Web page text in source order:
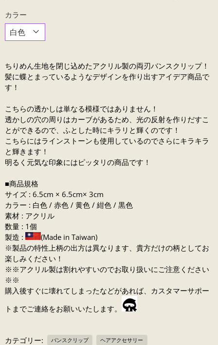
ス
を
入
カラー
ちりめん生地を閉じ込めたアクリル製の両刃バンスクリップ！
髪に蝶とまっているようなデザインを作り出すアイデア商品で
す！
こちらの透かしは単なる模様ではありません！
透かしの穴の周りはカーブがあるため、光の反射を作りだすこ
とができるので、ふとした時にキラリと輝くのです！
こちらにはラインストーンも使用しているのでさらにキラキラ
と輝きます！
明るく元気な印象にはピッタリの商品です！
■商品規格
サイズ : 6.5cm × 6.5cm× 3cm
カラー : 白色 / 赤色 / 黄色 / 紺色 / 黒色
素材 : アクリル
数量 : 1個
製造 :
(Made in Taiwan)
※製品の特性上柄の出方は異なります、貴方だけの柄としてお
楽しみください！
※※アクリル製は割れやすいのでお取り扱いにご注意ください
※※
購入後すぐに壊れてしまったなどがあれば、カスタマーサポー
トまでご連絡をお願いいたします。
カテゴリー: バンスクリップ ヘアアクセサリー